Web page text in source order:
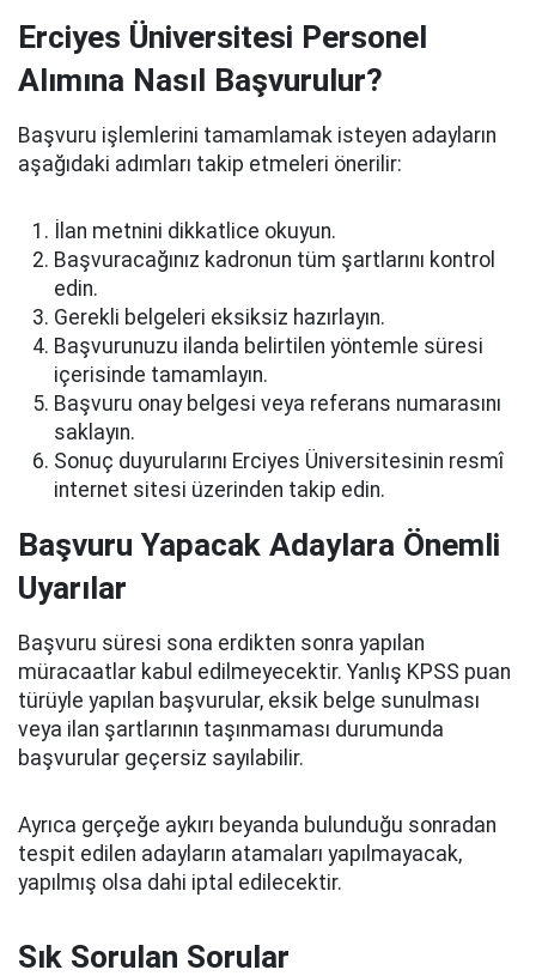
Erciyes Üniversitesi Personel
Alımına Nasıl Başvurulur?
Başvuru işlemlerini tamamlamak isteyen adayların
aşağıdaki adımları takip etmeleri önerilir:
İlan metnini dikkatlice okuyun.
Başvuracağınız kadronun tüm şartlarını kontrol
edin.
Gerekli belgeleri eksiksiz hazırlayın.
Başvurunuzu ilanda belirtilen yöntemle süresi
içerisinde tamamlayın.
Başvuru onay belgesi veya referans numarasını
saklayın.
Sonuç duyurularını Erciyes Üniversitesinin resmî
internet sitesi üzerinden takip edin.
Başvuru Yapacak Adaylara Önemli
Uyarılar
Başvuru süresi sona erdikten sonra yapılan
müracaatlar kabul edilmeyecektir. Yanlış KPSS puan
türüyle yapılan başvurular, eksik belge sunulması
veya ilan şartlarının taşınmaması durumunda
başvurular geçersiz sayılabilir.
Ayrıca gerçeğe aykırı beyanda bulunduğu sonradan
tespit edilen adayların atamaları yapılmayacak,
yapılmış olsa dahi iptal edilecektir.
Sık Sorulan Sorular